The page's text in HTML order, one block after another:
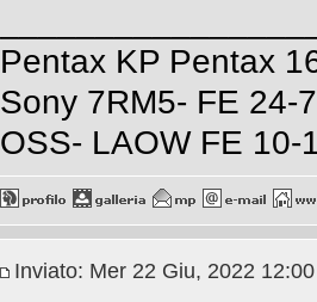
Pentax KP Pentax
Sony 7RM5- FE 24-
OSS- LAOW FE 10-
Inviato: Mer 22 Giu, 2022